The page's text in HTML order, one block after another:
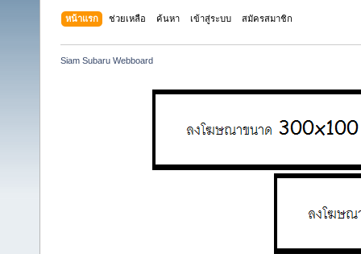
หน้าแรก ช่วยเหลือ ค้นหา เข้าสู่ระบบ สมัครสมาชิก
Siam Subaru Webboard